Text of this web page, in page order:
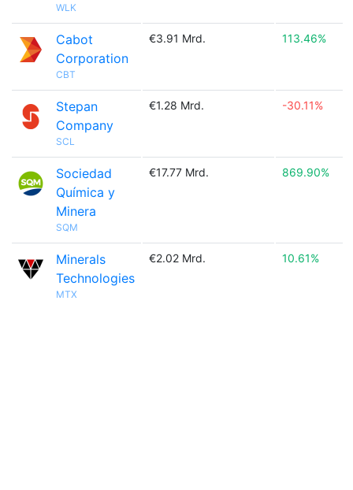
WLK
Cabot
Corporation
CBT
€3.91 Mrd. 113.46%
Stepan
Company
SCL
€1.28 Mrd. -30.11%
Sociedad
Química y
Minera
SQM
€17.77 Mrd. 869.90%
Minerals
Technologies
MTX
€2.02 Mrd. 10.61%